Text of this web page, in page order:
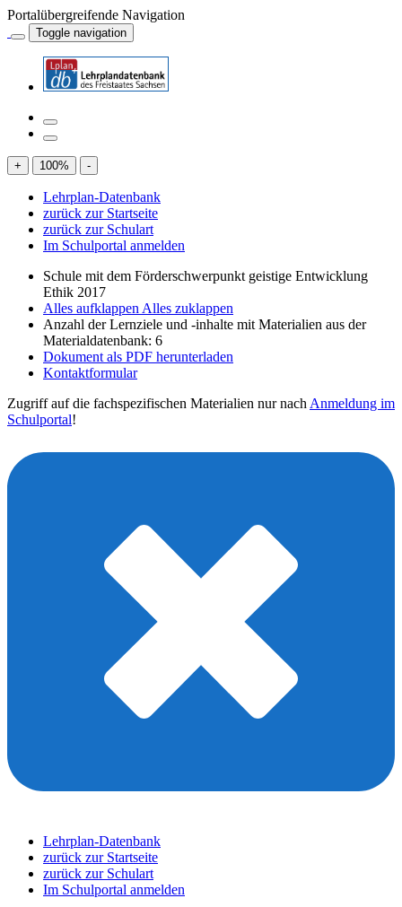
Portalübergreifende Navigation
Toggle navigation
+ 100% -
Lehrplan-Datenbank
zurück zur Startseite
zurück zur Schulart
Im Schulportal anmelden
Schule mit dem Förderschwerpunkt geistige Entwicklung
Ethik 2017
Alles aufklappen Alles zuklappen
Anzahl der Lernziele und -inhalte mit Materialien aus der
Materialdatenbank: 6
Dokument als PDF herunterladen
Kontaktformular
Zugriff auf die fachspezifischen Materialien nur nach Anmeldung im
Schulportal!
Lehrplan-Datenbank
zurück zur Startseite
zurück zur Schulart
Im Schulportal anmelden